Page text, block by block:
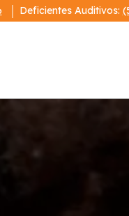
Deficientes Auditivos: